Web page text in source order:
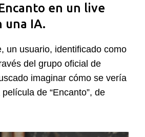
en un live
una IA.
un usuario, identificado como
del grupo oficial de
imaginar cómo se vería
de “Encanto”, de